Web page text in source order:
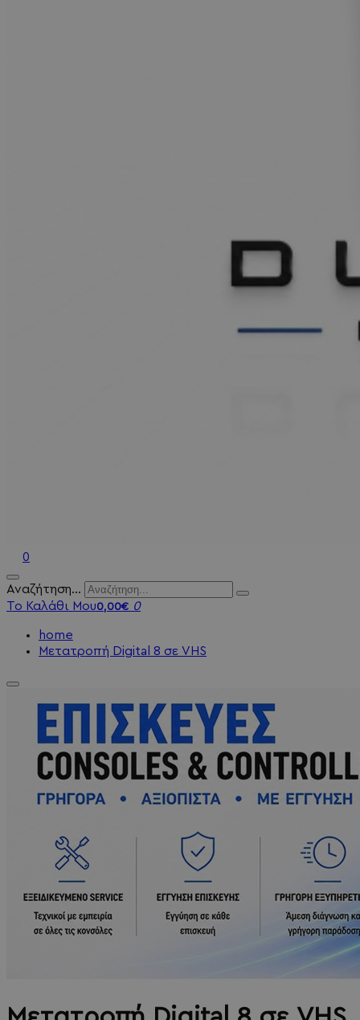
0
Αναζήτηση...
Το Καλάθι Μου0,00€ 0
home
Μετατροπή Digital 8 σε VHS